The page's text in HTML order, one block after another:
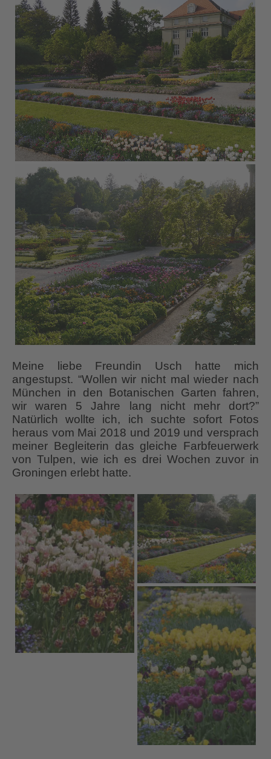
Meine liebe Freundin Usch hatte mich
angestupst. “Wollen wir nicht mal wieder nach
München in den Botanischen Garten fahren,
wir waren 5 Jahre lang nicht mehr dort?”
Natürlich wollte ich, ich suchte sofort Fotos
heraus vom Mai 2018 und 2019 und versprach
meiner Begleiterin das gleiche Farbfeuerwerk
von Tulpen, wie ich es drei Wochen zuvor in
Groningen erlebt hatte.